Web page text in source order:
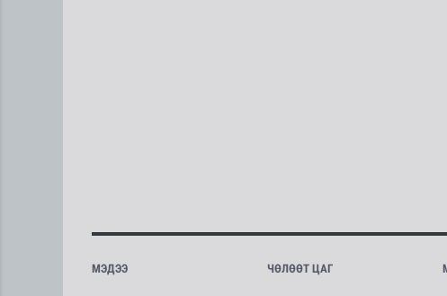
МЭДЭЭ ЧӨЛӨӨТ ЦАГ